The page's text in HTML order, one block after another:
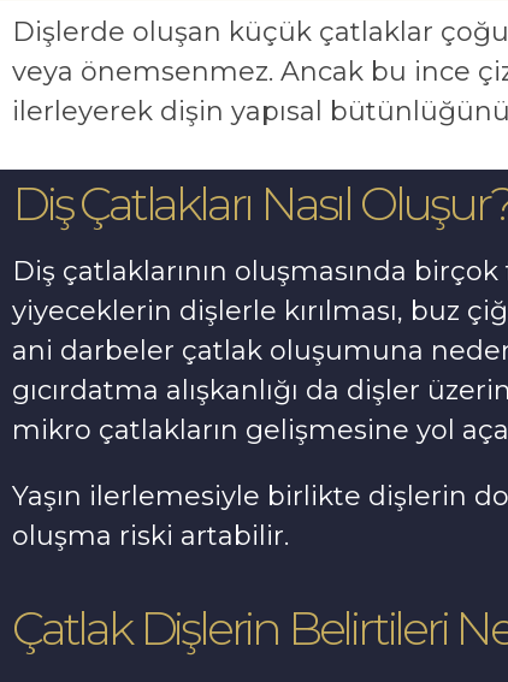
Dişlerde oluşan küçük çatlaklar
veya önemsenmez. Ancak bu ince
ilerleyerek dişin yapısal
Diş Çatlakları Nasıl
Diş çatlaklarının oluşmasında
yiyeceklerin dişlerle kırılması, buz
ani darbeler çatlak oluşumuna
gıcırdatma alışkanlığı da dişler
mikro çatlakların gelişmesine yol
Yaşın ilerlemesiyle birlikte dişlerin
oluşma riski artabilir.
Çatlak Dişlerin Belirtileri